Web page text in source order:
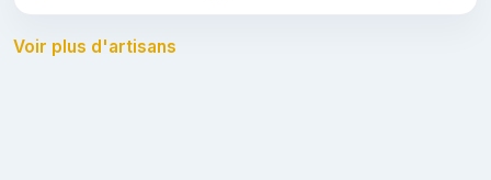
Voir plus d'artisans